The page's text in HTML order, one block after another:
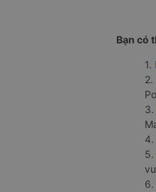
Bạn có
1.
2.
3.
4.
5.
6.